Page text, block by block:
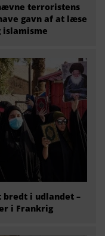
terroristens
gavn af at læse
islamisme
i udlandet –
i Frankrig